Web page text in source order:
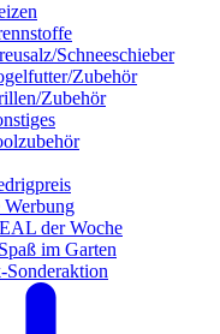
Schneeschieber
Zubehör
Zubehör
der Woche
im Garten